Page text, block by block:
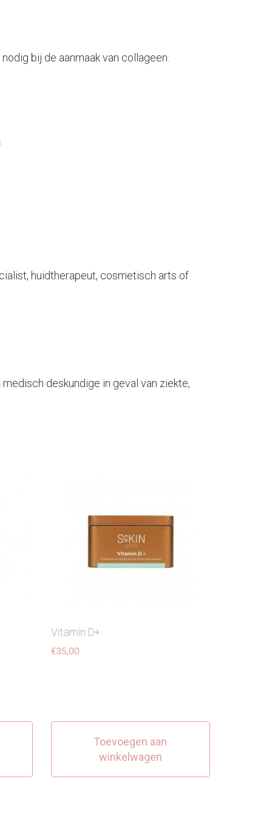
bij de aanmaak van collageen.
huidtherapeut, cosmetisch arts of
deskundige in geval van ziekte,
Vitamin D+
€35,00
Toevoegen aan
winkelwagen